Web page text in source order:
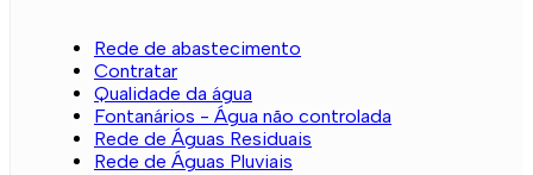
Rede de abastecimento
Contratar
Qualidade da água
Fontanários - Água não controlada
Rede de Águas Residuais
Rede de Águas Pluviais